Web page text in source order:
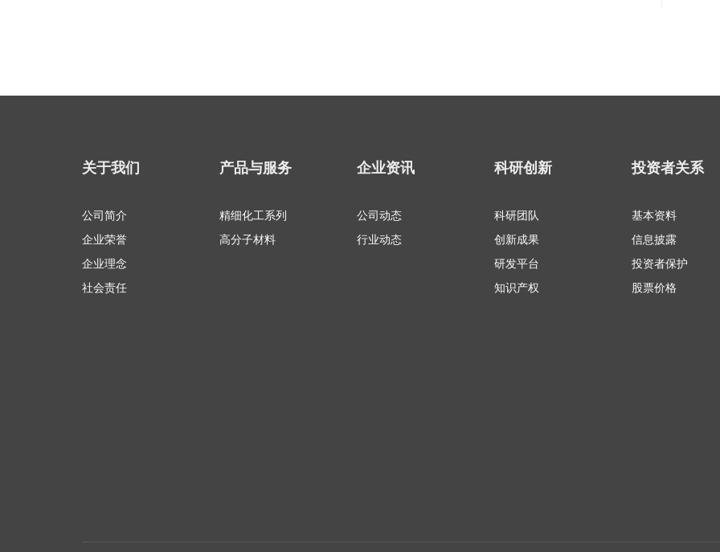
关于我们
公司简介
企业荣誉
企业理念
社会责任
产品与服务
精细化工系列
高分子材料
企业资讯
公司动态
行业动态
科研创新
科研团队
创新成果
研发平台
知识产权
投资者关系
基本资料
信息披露
投资者保护
股票价格